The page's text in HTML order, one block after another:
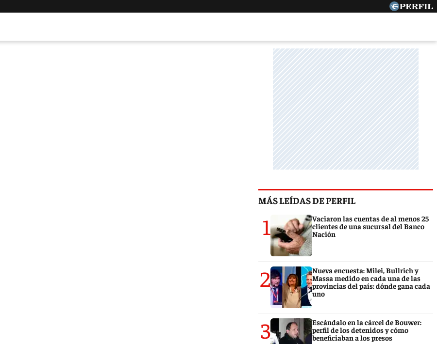
MÁS LEÍDAS DE PERFIL
1
Vaciaron las cuentas de al menos 25
clientes de una sucursal del Banco
Nación
2
Nueva encuesta: Milei, Bullrich y
Massa medido en cada una de las
provincias del país: dónde gana cada
uno
3
Escándalo en la cárcel de Bouwer:
perfil de los detenidos y cómo
beneficiaban a los presos